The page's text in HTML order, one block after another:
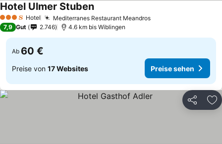
3 Sterne Hotel Mediterranes Restaurant MeandrosPreise sehen
Hotel Ulmer StubenPreise sehen
7,9 Gut 2.746 4.6 km bis Wiblingen
Ab 60 €
Preise von 17 Websites Preise sehen
Teilen